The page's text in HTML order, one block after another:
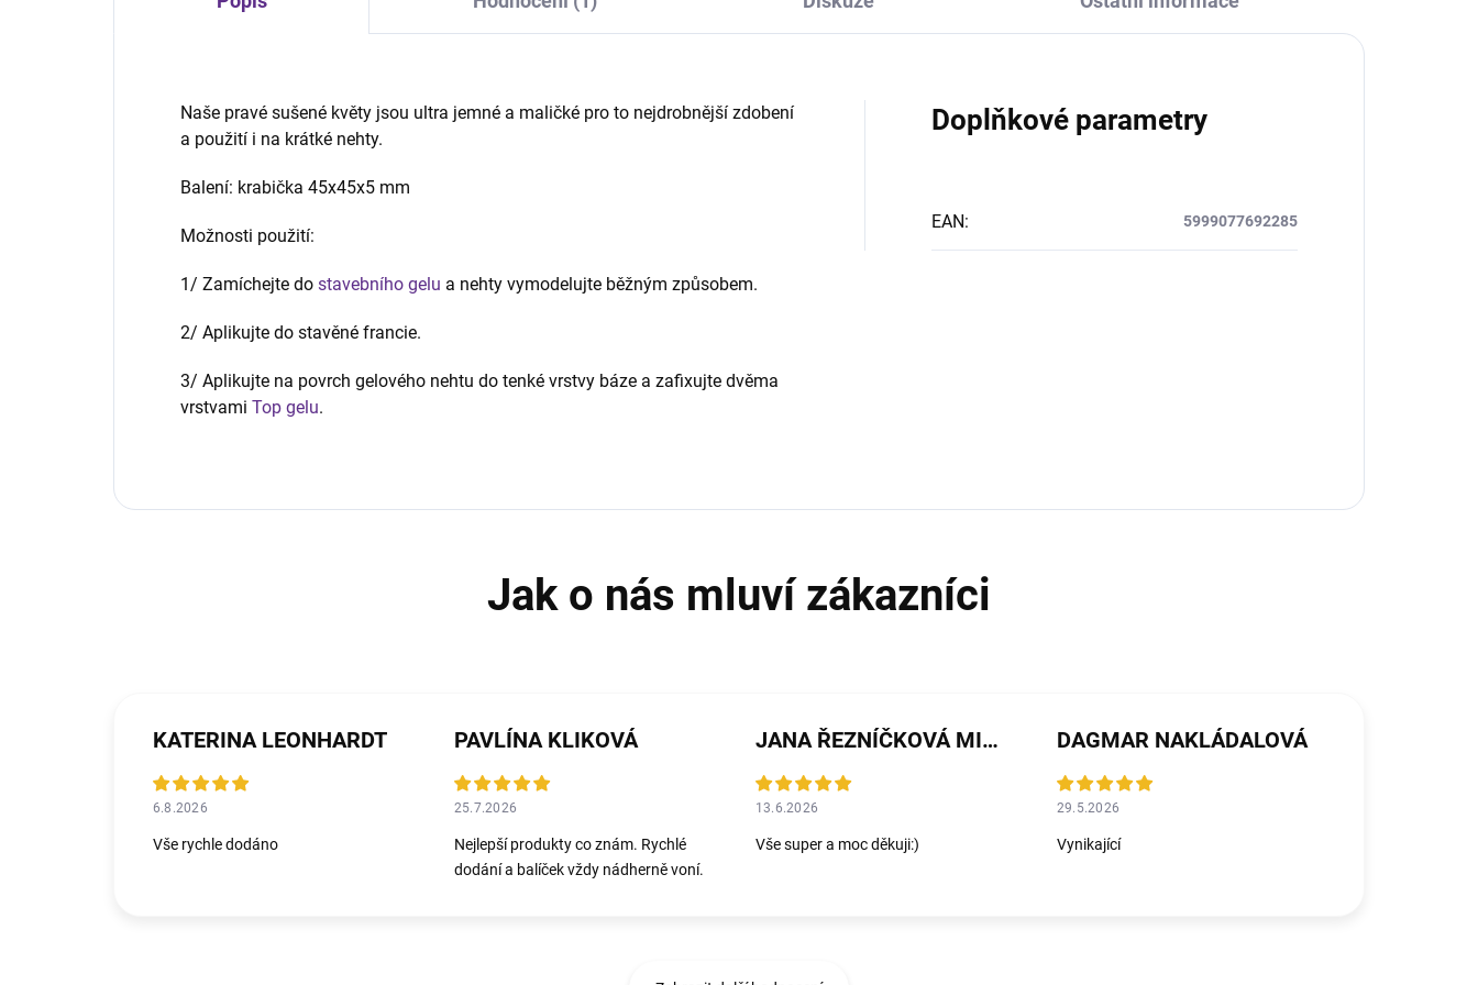
Naše pravé sušené květy jsou ultra jemné a maličké pro to nejdrobnější zdobení
a použití i na krátké nehty.
Balení: krabička 45x45x5 mm
Možnosti použití:
1/ Zamíchejte do stavebního gelu a nehty vymodelujte běžným způsobem.
2/ Aplikujte do stavěné francie.
3/ Aplikujte na povrch gelového nehtu do tenké vrstvy báze a zafixujte dvěma
vrstvami Top gelu.
Doplňkové parametry
EAN: 5999077692285
KATERINA LEONHARDT
6.8.2026
Vše rychle dodáno
PAVLÍNA KLIKOVÁ
25.7.2026
Nejlepší produkty co znám. Rychlé
dodání a balíček vždy nádherně voní.
JANA ŘEZNÍČKOVÁ MICHALIČKOVÁ
13.6.2026
Vše super a moc děkuji:)
DAGMAR NAKLÁDALOVÁ
29.5.2026
Vynikající